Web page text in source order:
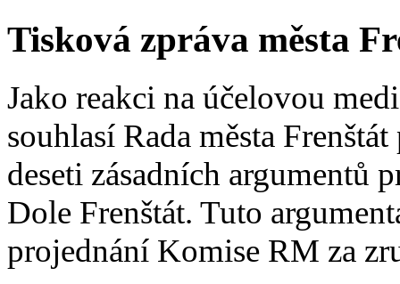
Tisková zpráva města
Jako reakci na účelovou
souhlasí Rada města
deseti zásadních argumentů
Dole Frenštát. Tuto
projednání Komise RM za